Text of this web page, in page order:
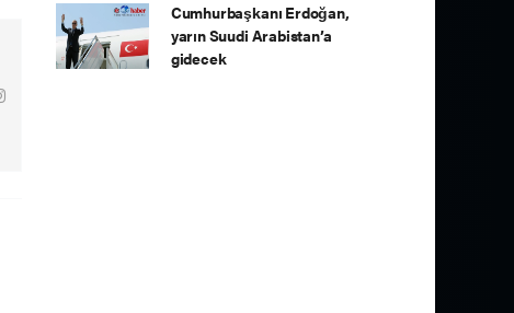
Cumhurbaşkanı Erdoğan,
yarın Suudi Arabistan’a
gidecek